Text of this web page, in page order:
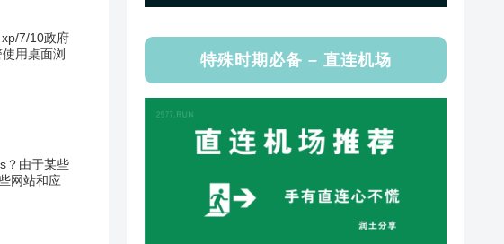
7/10政府
用桌面浏
？由于某些
网站和应
特殊时期必备 – 直连机场